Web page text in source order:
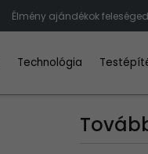
Élmény ajándékok
Technológia